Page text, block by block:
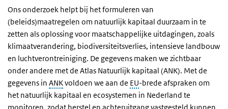
Ons onderzoek helpt bij het formuleren van
(beleids)maatregelen om natuurlijk kapitaal duurzaam in te
zetten als oplossing voor maatschappelijke uitdagingen, zoals
klimaatverandering, biodiversiteitsverlies, intensieve landbouw
en luchtverontreiniging. De gegevens maken we zichtbaar
onder andere met de Atlas Natuurlijk kapitaal (ANK). Met de
gegevens in ANKvoldoen we aan de EU-brede afspraken om
het natuurlijk kapitaal en ecosystemen in Nederland te